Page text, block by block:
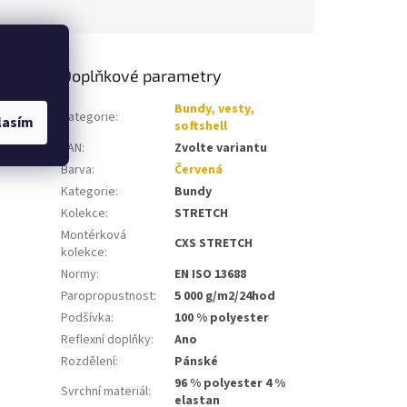
Doplňkové parametry
Kategorie:
Bundy, vesty,
softshell
EAN:
Zvolte variantu
Barva:
Červená
Kategorie:
Bundy
Kolekce:
STRETCH
Montérková
kolekce:
CXS STRETCH
Normy:
EN ISO 13688
Paropropustnost:
5 000 g/m2/24hod
Podšívka:
100 % polyester
Reflexní doplňky:
Ano
Rozdělení:
Pánské
Svrchní materiál:
96 % polyester 4 %
elastan